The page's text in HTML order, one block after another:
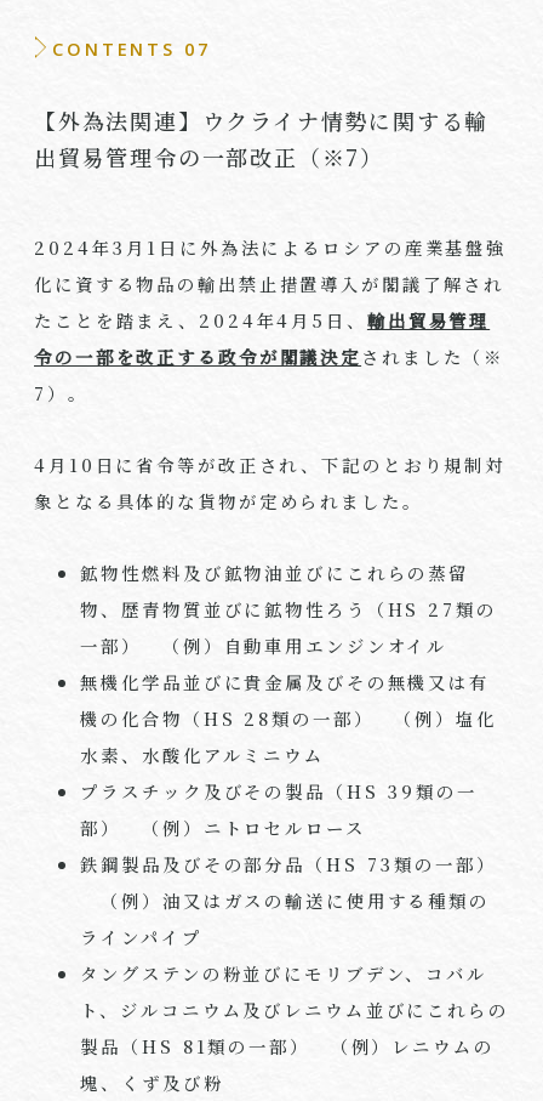
CONTENTS 07
【外為法関連】ウクライナ情勢に関する輸
出貿易管理令の一部改正（※7）
2024年3 月 1 日に外為法によるロシアの産業基盤強
化に資する物品の輸出禁止措置導入が閣議了解され
たことを踏まえ、 2024年4 月 5 日、 輸出貿易管理
令の一部を改正する政令が閣議決定されました（※
7 ）。
4月 10 日に省令等が改正され、下記のとおり規制対
象となる具体的な貨物が定められました。
鉱物性燃料及び鉱物油並びにこれらの蒸留
物、歴青物質並びに鉱物性ろう（HS 27類の
一部） （例）自動車用エンジンオイル
​無機化学品並びに貴金属及びその無機又は有
機の化合物（HS 28類の一部） （例）塩化
水素、水酸化アルミニウム
プラスチック及びその製品（HS 39類の一
部） （例）ニトロセルロース
鉄鋼製品及びその部分品（HS 73類の一部）
（例）油又はガスの輸送に使用する種類の
ラインパイプ
タングステンの粉並びにモリブデン、コバル
ト、ジルコニウム及びレニウム並びにこれらの
製品（HS 81類の一部） （例）レニウムの
塊、くず及び粉